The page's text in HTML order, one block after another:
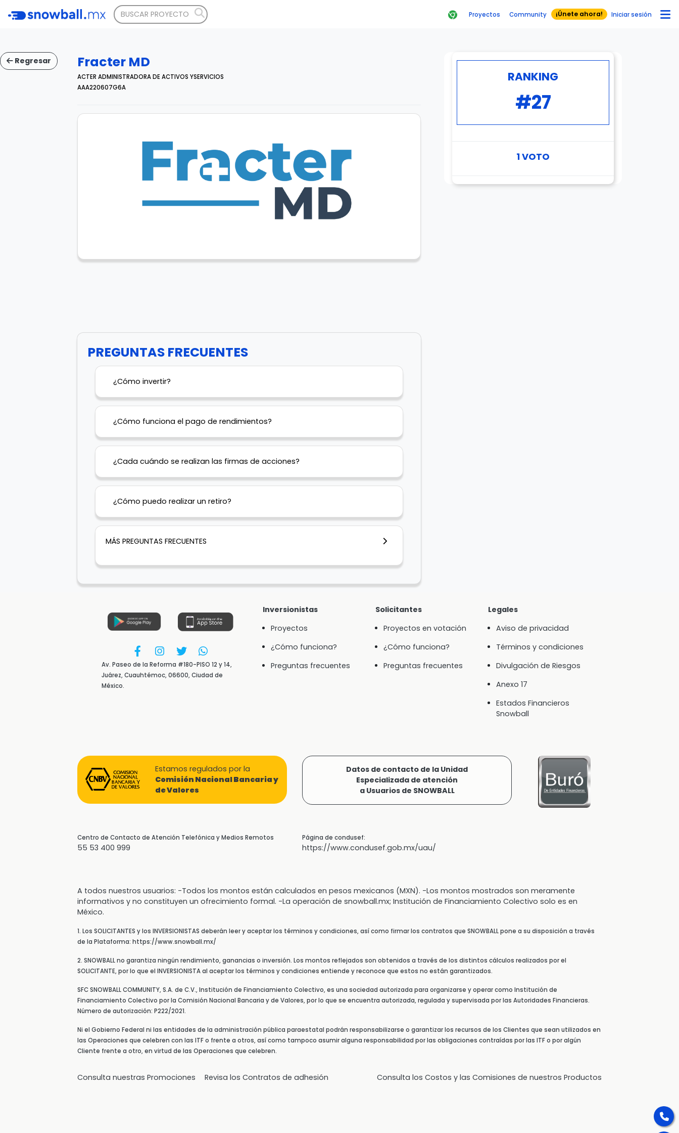
Proyectos Community ¡Únete ahora! Iniciar sesión
Regresar
RANKING
#27
1VOTO
Fracter MD
ACTER ADMINISTRADORA DE ACTIVOS YSERVICIOS
AAA220607G6A
PREGUNTAS FRECUENTES
¿Cómo invertir?
¿Cómo funciona el pago de rendimientos?
¿Cada cuándo se realizan las firmas de acciones?
¿Cómo puedo realizar un retiro?
MÁS PREGUNTAS FRECUENTES
Av. Paseo de la Reforma #180-PISO 12 y 14,
Juárez, Cuauhtémoc, 06600, Ciudad de
México.
Inversionistas
Proyectos
¿Cómo funciona?
Preguntas frecuentes
Solicitantes
Proyectos en votación
¿Cómo funciona?
Preguntas frecuentes
Legales
Aviso de privacidad
Términos y condiciones
Divulgación de Riesgos
Anexo 17
Estados Financieros
Snowball
Estamos regulados por la
Comisión Nacional Bancaria y
de Valores
Datos de contacto de la Unidad
Especializada de atención
a Usuarios de SNOWBALL
Centro de Contacto de Atención Telefónica y Medios Remotos
55 53 400 999
Página de condusef:
https://www.condusef.gob.mx/uau/
A todos nuestros usuarios: -Todos los montos están calculados en pesos mexicanos (MXN). -Los montos mostrados son meramente
informativos y no constituyen un ofrecimiento formal. -La operación de snowball.mx; Institución de Financiamiento Colectivo solo es en
México.
1. Los SOLICITANTES y los INVERSIONISTAS deberán leer y aceptar los términos y condiciones, así como firmar los contratos que SNOWBALL pone a su disposición a través
de la Plataforma: https://www.snowball.mx/
2. SNOWBALL no garantiza ningún rendimiento, ganancias o inversión. Los montos reflejados son obtenidos a través de los distintos cálculos realizados por el
SOLICITANTE, por lo que el INVERSIONISTA al aceptar los términos y condiciones entiende y reconoce que estos no están garantizados.
SFC SNOWBALL COMMUNITY, S.A. de C.V., Institución de Financiamiento Colectivo, es una sociedad autorizada para organizarse y operar como Institución de
Financiamiento Colectivo por la Comisión Nacional Bancaria y de Valores, por lo que se encuentra autorizada, regulada y supervisada por las Autoridades Financieras.
Número de autorización: P222/2021.
Ni el Gobierno Federal ni las entidades de la administración pública paraestatal podrán responsabilizarse o garantizar los recursos de los Clientes que sean utilizados en
las Operaciones que celebren con las ITF o frente a otros, así como tampoco asumir alguna responsabilidad por las obligaciones contraídas por las ITF o por algún
Cliente frente a otro, en virtud de las Operaciones que celebren.
Consulta nuestras Promociones Revisa los Contratos de adhesión Consulta los Costos y las Comisiones de nuestros Productos